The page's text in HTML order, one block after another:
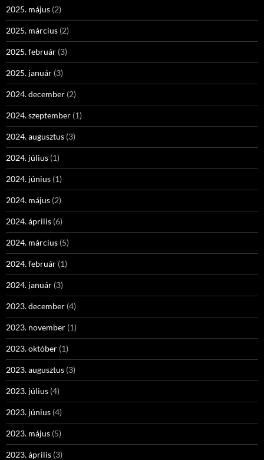
2025. május (2)
2025. március (2)
2025. február (3)
2025. január (3)
2024. december (2)
2024. szeptember (1)
2024. augusztus (3)
2024. július (1)
2024. június (1)
2024. május (2)
2024. április (6)
2024. március (5)
2024. február (1)
2024. január (3)
2023. december (4)
2023. november (1)
2023. október (1)
2023. augusztus (3)
2023. július (4)
2023. június (4)
2023. május (5)
2023. április (3)